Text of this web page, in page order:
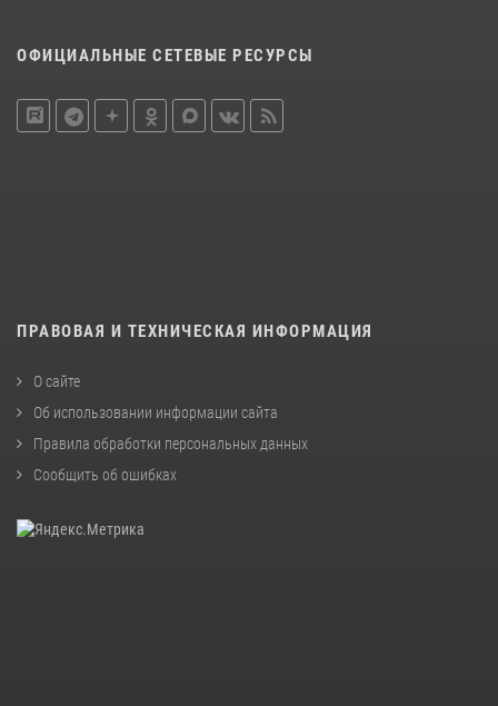
ОФИЦИАЛЬНЫЕ СЕТЕВЫЕ РЕСУРСЫ
ПРАВОВАЯ И ТЕХНИЧЕСКАЯ ИНФОРМАЦИЯ
О сайте
Об использовании информации сайта
Правила обработки персональных данных
Сообщить об ошибках